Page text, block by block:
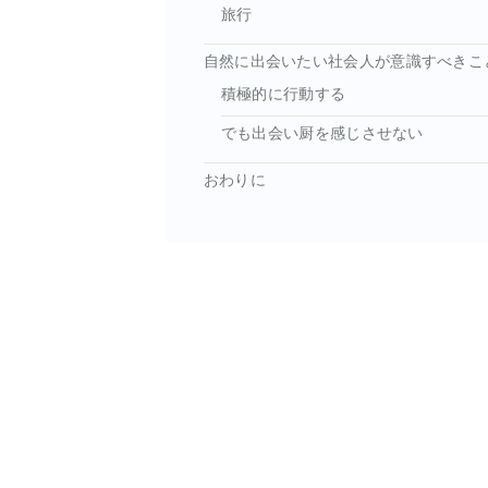
旅行
自然に出会いたい社会人が意識すべきこ
積極的に行動する
でも出会い厨を感じさせない
おわりに